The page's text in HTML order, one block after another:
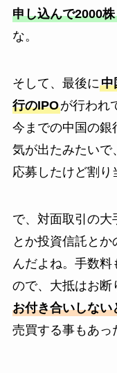
申し込んで2000
な。
そして、最後に中
行のIPOが行われ
今までの中国の銀
気が出たみたいで
応募したけど割り
で、対面取引の大
とか投資信託と
んだよね。手数
ので、大抵はお断
お付き合いしない
売買する事もあっ